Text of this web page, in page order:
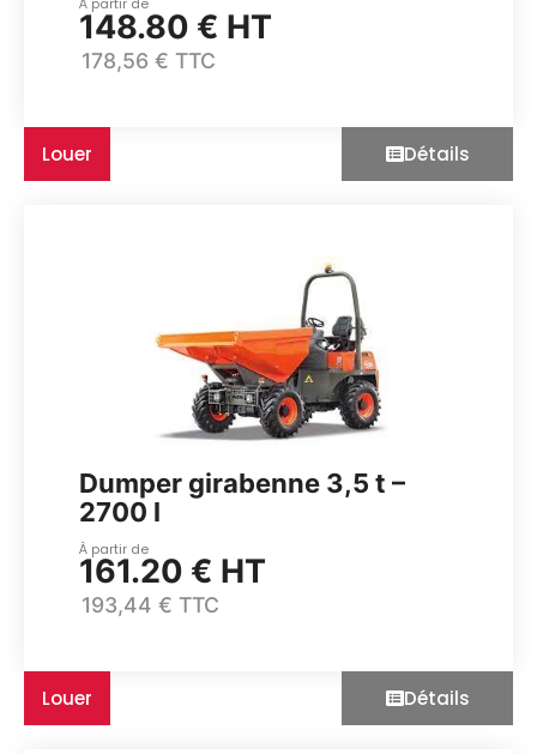
À partir de
148.80 € HT
178,56 € TTC
Louer Détails
Dumper girabenne 3,5 t –
2700 l
À partir de
161.20 € HT
193,44 € TTC
Louer Détails